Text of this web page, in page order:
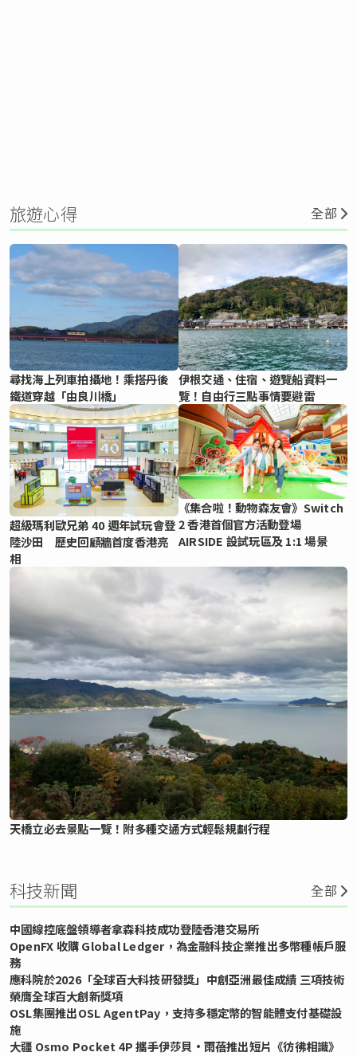
旅遊心得 全部
尋找海上列車拍攝地！乘搭丹後
鐵道穿越「由良川橋」
伊根交通、住宿、遊覽船資料一
覽！自由行三點事情要避雷
超級瑪利歐兄弟 40 週年試玩會登
陸沙田 歷史回顧牆首度香港亮
相
《集合啦！動物森友會》Switch
2 香港首個官方活動登場
AIRSIDE 設試玩區及 1:1 場景
天橋立必去景點一覽！附多種交通方式輕鬆規劃行程
科技新聞 全部
中國線控底盤領導者拿森科技成功登陸香港交易所
OpenFX 收購 Global Ledger，為金融科技企業推出多幣種帳戶服
務
應科院於2026「全球百大科技研發獎」中創亞洲最佳成績 三項技術
榮膺全球百大創新獎項
OSL集團推出OSL AgentPay，支持多穩定幣的智能體支付基礎設
施
大疆 Osmo Pocket 4P 攜手伊莎貝•雨蓓推出短片《彷彿相識》